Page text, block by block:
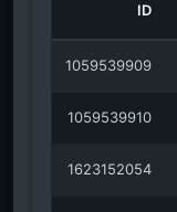
ID
1059539909
1059539910
1623152054